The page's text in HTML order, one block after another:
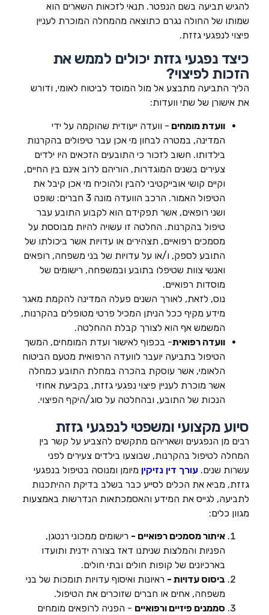
להגיש תביעה בשם הנפטר. תנאי לזכאות השארים הוא
שמותו של החולה נגרם כתוצאה מהמחלה המוכרת לעניין
פיצוי לנפגעי גזזת.
כיצד נפגעי גזזת יכולים לממש את
הזכות לפיצוי?
הליך התביעה מתבצע אל מול המוסד לביטוח לאומי, ודורש
את אישורן של שתי וועדות:
וועדת מומחים - וועדה ייעודית שהוקמה על ידי
המדינה, במטרה לבחון מי אכן עבר טיפולים בהקרנות
בילדותו. חשוב לזכור כי התובעים הזכאים היו ילדים
צעירים בשנים המוגדרות, הוריהם לרוב אינם בין החיים,
וקיים קושי אובייקטיבי להבין ולהוכיח מי אכן קיבל את
הטיפול האמור. הרכב הוועדה מונה 3 חברים: שופט
ושני רופאים, אשר תפקידם הוא לקבוע התובע עבר
טיפול בהקרנות. החלטה זו עשויה להיות מבוססת על
מסמכים רפואיים, תצהירים או עדויות אשר ביכולתו של
התובע לספק, ו/או על עדויות של בני משפחה, רופאים
ואנשי צוות שטיפלו בתובע ובמשפחה, רישומים של
מוסדות רפואיים.
נוס, לזאת, לאורך השנים פעלה המדינה להקמת מאגר
מידע מקיף ככל הניתן המכיל פרטי מטופלים בהקרנות,
המשמש אף הוא לצורך קבלת ההחלטה.
וועדה רפואית- בכפוף לאישור ועדת המומחים, המשך
הטיפול בתביעה יועבר לוועדה הרפואית מטעם הביטוח
הלאומי, אשר עוסקת בהכרה במחלת התובע כמחלה
אשר מוכרת לעניין פיצוי נפגעי גזזת, בקביעת אחוזי
הנכות של התובע, ובהחלטה על סוג/היקף הפיצוי.
סיוע מקצועי ומשפטי לנפגעי גזזת
רבים מן הנפגעים ושאריהם מתקשים להצביע על קשר בין
המחלה לטיפול בהקרנות, שבוצעו בילדים צעירים לפני
עשרות שנים.עורך דין נזיקין מיומן ומנוסה בטיפול בנפגעי
גזזת, מביא את הכלים לסייע כבר בשלב בדיקת ההיתכנות
לתביעה, לגייס את המידע והאסמכתאות הנדרשות באמצעות
מגוון כלים:
איתור מסמכים רפואיים - רישומים ממכוני רנטגן,
הפניות והמלצות שניתנו דאז בצורה ידנית ותועדו
בארכיונים של קופות חולים ובתי חולים.
ביסוס עדויות - ראיונות ואיסוף עדויות תומכות של בני
משפחה, אחים או חברים שזוכרים את הטיפול.
סממנים פיזיים ורפואיים - הפניה לרופאים מומחים